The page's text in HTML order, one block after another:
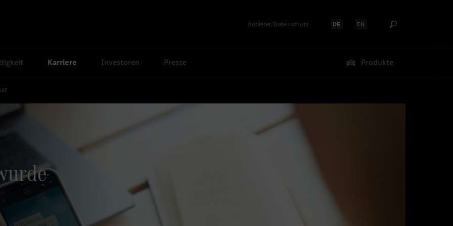
Anbieter/Datenschutz Sprache auswählen:
DE Sprache auswählen:
EN
Karriere Investoren Presse Produkte